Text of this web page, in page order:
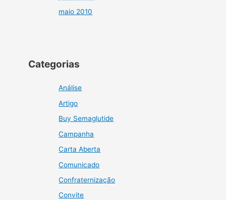
maio 2010
Categorias
Análise
Artigo
Buy Semaglutide
Campanha
Carta Aberta
Comunicado
Confraternização
Convite